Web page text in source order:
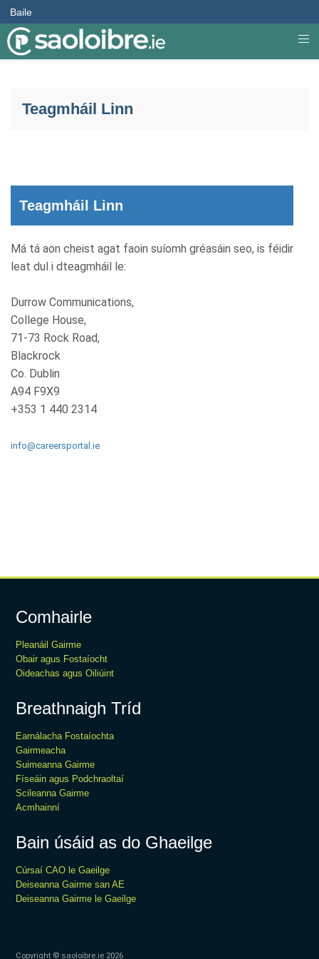
Baile
Teagmháil Linn
Teagmháil Linn
Má tá aon cheist agat faoin suíomh gréasáin seo, is féidir
leat dul i dteagmháil le:
Durrow Communications,
College House,
71-73 Rock Road,
Blackrock
Co. Dublin
A94 F9X9
+353 1 440 2314
info@careersportal.ie
Comhairle
Pleanáil Gairme
Obair agus Fostaíocht
Oideachas agus Oiliúint
Breathnaigh Tríd
Earnálacha Fostaíochta
Gairmeacha
Suimeanna Gairme
Físeáin agus Podchraoltaí
Scileanna Gairme
Acmhainní
Bain úsáid as do Ghaeilge
Cúrsaí CAO le Gaeilge
Deiseanna Gairme san AE
Deiseanna Gairme le Gaeilge
Copyright © saoloibre.ie 2026